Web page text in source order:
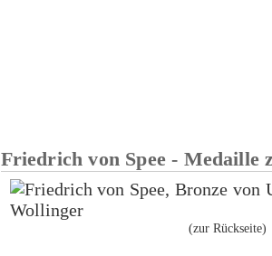
Friedrich von Spee - Medaille
(zur Rückseite)